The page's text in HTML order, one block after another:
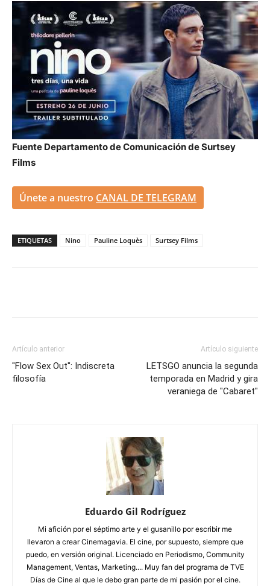
Fuente Departamento de Comunicación de Surtsey
Films
Únete a nuestro CANAL DE TELEGRAM
ETIQUETAS Nino Pauline Loquès Surtsey Films
Artículo anterior
"Flow Sex Out": Indiscreta
filosofía
Artículo siguiente
LETSGO anuncia la segunda
temporada en Madrid y gira
veraniega de "Cabaret"
Eduardo Gil Rodríguez
Mi afición por el séptimo arte y el gusanillo por escribir me
llevaron a crear Cinemagavia. El cine, por supuesto, siempre que
puedo, en versión original. Licenciado en Periodismo, Community
Management, Ventas, Marketing.... Muy fan del programa de TVE
Días de Cine al que le debo gran parte de mi pasión por el cine.